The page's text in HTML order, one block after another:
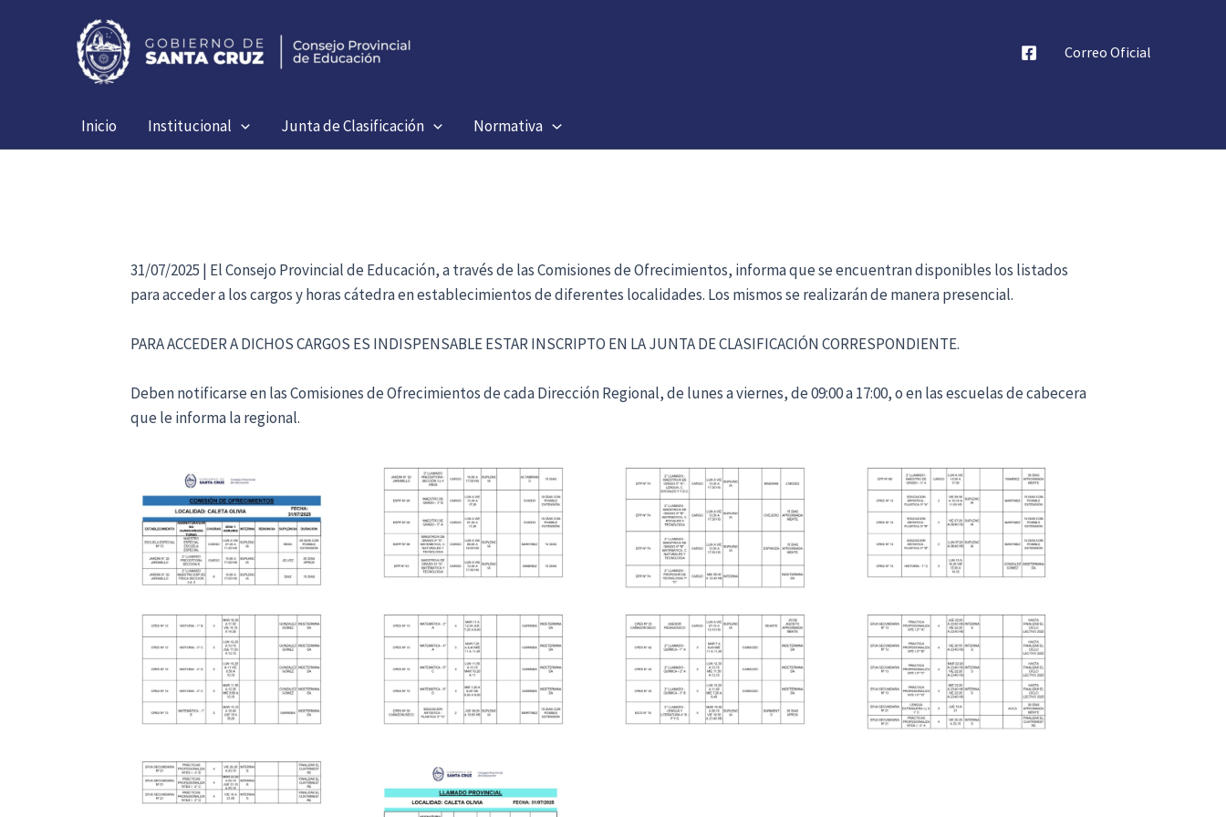
Correo Oficial
Inicio Institucional Junta de Clasificación Normativa
31/07/2025 | El Consejo Provincial de Educación, a través de las Comisiones de Ofrecimientos, informa que se encuentran disponibles los listados
para acceder a los cargos y horas cátedra en establecimientos de diferentes localidades. Los mismos se realizarán de manera presencial.
PARA ACCEDER A DICHOS CARGOS ES INDISPENSABLE ESTAR INSCRIPTO EN LA JUNTA DE CLASIFICACIÓN CORRESPONDIENTE.
Deben notificarse en las Comisiones de Ofrecimientos de cada Dirección Regional, de lunes a viernes, de 09:00 a 17:00, o en las escuelas de cabecera
que le informa la regional.